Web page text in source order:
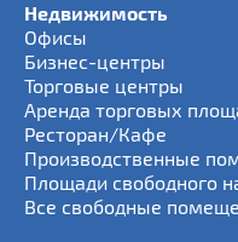
Недвижимость
Офисы
Бизнес-центры
Торговые центры
Аренда торговых
Ресторан/Кафе
Производственные
Площади свободного
Все свободные